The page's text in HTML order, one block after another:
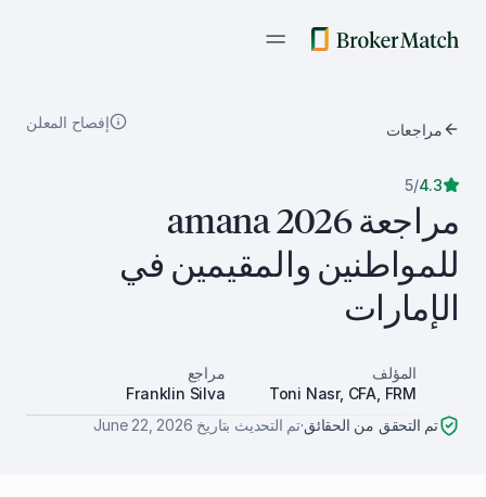
مراجعات إفصاح المعلن
4.3
/
5
مراجعة amana 2026
للمواطنين والمقيمين في
الإمارات
المؤلف
Toni Nasr, CFA, FRM
مراجع
Franklin Silva
تم التحقق من الحقائق·تم التحديث بتاريخ June 22, 2026